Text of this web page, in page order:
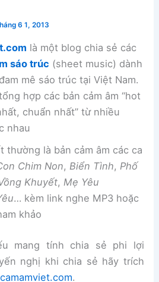
6 1, 2013
là một blog chia sẻ các
sáo trúc (sheet music) dành
mê sáo trúc tại Việt Nam.
hợp các bản cảm âm “hot
chuẩn nhất” từ nhiều
nhau
thường là bản cảm âm các ca
Chim Non, Biển Tình, Phố
Khuyết, Mẹ Yêu
… kèm link nghe MP3 hoặc
khảo
mang tính chia sẻ phi lợi
nghị khi chia sẻ hãy trích
camamviet.com.